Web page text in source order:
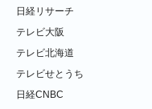
日経リサーチ
テレビ大阪
テレビ北海道
テレビせとうち
日経CNBC